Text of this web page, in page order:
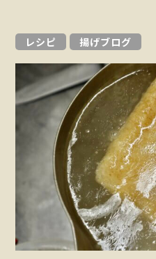
レシピ 揚げブログ